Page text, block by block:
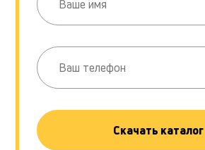
Скачать каталог